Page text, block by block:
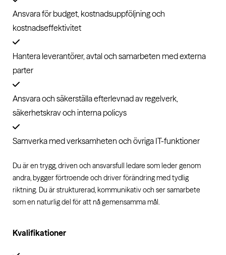
Ansvara för budget, kostnadsuppföljning och
kostnadseffektivitet
Hantera leverantörer, avtal och samarbeten med externa
parter
Ansvara och säkerställa efterlevnad av regelverk,
säkerhetskrav och interna policys
Samverka med verksamheten och övriga IT-funktioner
Du är en trygg, driven och ansvarsfull ledare som leder genom
andra, bygger förtroende och driver förändring med tydlig
riktning. Du är strukturerad, kommunikativ och ser samarbete
som en naturlig del för att nå gemensamma mål.
Kvalifikationer